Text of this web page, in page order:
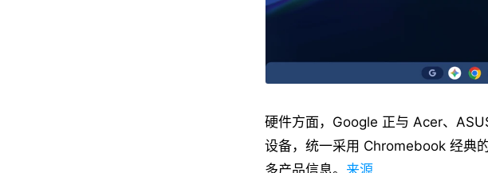
硬件方面，Google 正与 Acer、
设备，统一采用 Chromebook 经典
多产品信息。 来源